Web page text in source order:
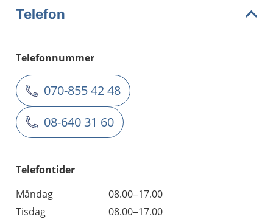
Telefon
Telefonnummer
070-855 42 48
08-640 31 60
Telefontider
Måndag
08.00–17.00
Tisdag
08.00–17.00